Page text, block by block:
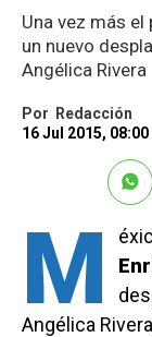
Una vez más
un nuevo
Angélica Rivera
Por
Redacción
16 Jul 2015, 08:00
M
Angélica